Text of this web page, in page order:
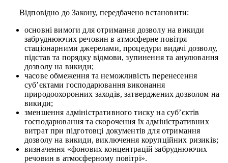
Відповідно до Закону, передбаченовстановити:
основні вимоги для отримання дозволу на викиди
забруднюючих речовин в атмосферне повітря
стаціонарними джерелами, процедури видачі дозволу,
підстав та порядку відмови, зупинення та анулювання
дозволу на викиди;
часове обмеження та неможливість перенесення
суб’єктами господарювання виконання
природоохоронних заходів, затверджених дозволом на
викиди;
зменшення адміністративного тиску на суб’єктів
господарювання та скорочення їх адміністративних
витрат при підготовці документів для отримання
дозволу на викиди, виключення корупційних ризиків;
визначення «фонових концентрацій забруднюючих
речовин в атмосферному повітрі».